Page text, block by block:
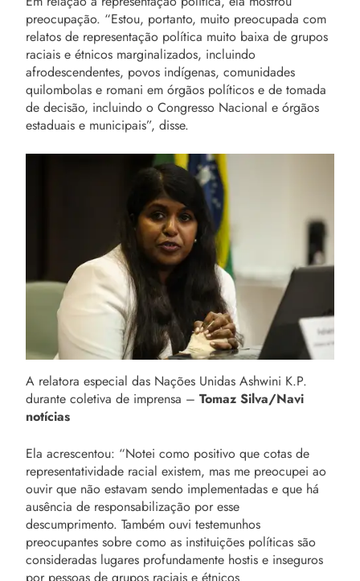
preocupação. “Estou, portanto, muito preocupada com
relatos de representação política muito baixa de grupos
raciais e étnicos marginalizados, incluindo
afrodescendentes, povos indígenas, comunidades
quilombolas e romani em órgãos políticos e de tomada
de decisão, incluindo o Congresso Nacional e órgãos
estaduais e municipais”, disse.
A relatora especial das Nações Unidas Ashwini K.P.
durante coletiva de imprensa – Tomaz Silva/Navi
notícias
Ela acrescentou: “Notei como positivo que cotas de
representatividade racial existem, mas me preocupei ao
ouvir que não estavam sendo implementadas e que há
ausência de responsabilização por esse
descumprimento. Também ouvi testemunhos
preocupantes sobre como as instituições políticas são
consideradas lugares profundamente hostis e inseguros